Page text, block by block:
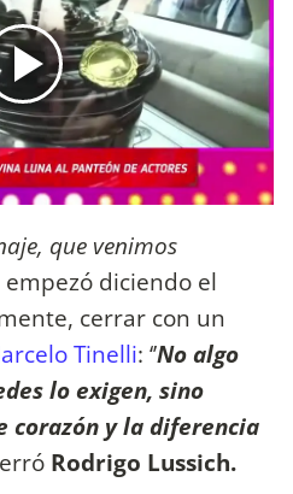
que venimos
empezó diciendo el
cerrar con un
Tinelli: ‘’No algo
lo exigen, sino
corazón y la diferencia
Rodrigo Lussich.